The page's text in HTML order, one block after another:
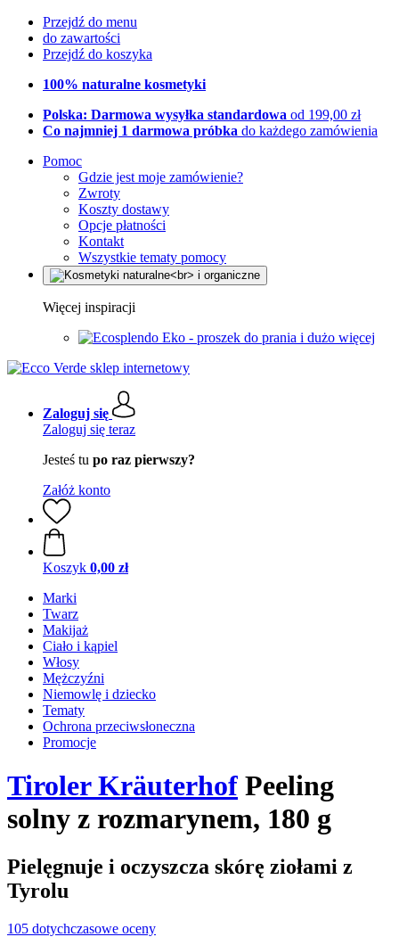
Przejdź do menu
do zawartości
Przejdź do koszyka
100% naturalne kosmetyki
Polska: Darmowa wysyłka standardowa od 199,00 zł
Co najmniej 1 darmowa próbka do każdego zamówienia
Pomoc
Gdzie jest moje zamówienie?
Zwroty
Koszty dostawy
Opcje płatności
Kontakt
Wszystkie tematy pomocy
Więcej inspiracji
Eko - proszek do prania i dużo więcej
Zaloguj się
Zaloguj się teraz
Jesteś tu po raz pierwszy?
Załóż konto
Koszyk 0,00 zł
Marki
Twarz
Makijaż
Ciało i kąpiel
Włosy
Mężczyźni
Niemowlę i dziecko
Tematy
Ochrona przeciwsłoneczna
Promocje
Tiroler Kräuterhof Peeling
solny z rozmarynem, 180 g
Pielęgnuje i oczyszcza skórę ziołami z
Tyrolu
105 dotychczasowe oceny